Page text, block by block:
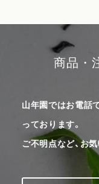
商品・
山年園ではお電話
っております。
ご不明点など、お